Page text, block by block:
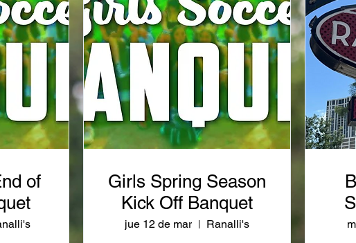
of
Girls Spring Season
Kick Off Banquet
jue 12 de mar
Ranalli's